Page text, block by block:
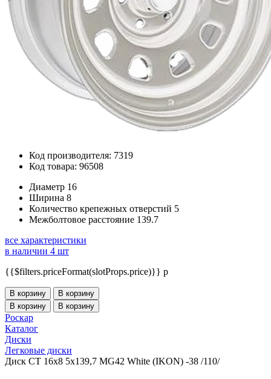
Код производителя: 7319
Код товара: 96508
Диаметр 16
Ширина 8
Количество крепежных отверстий 5
Межболтовое расстояние 139.7
все характеристики
в наличии 4 шт
{{$filters.priceFormat(slotProps.price)}} p
В корзину
В корзину
В корзину
В корзину
Роскар
Каталог
Диски
Легковые диски
Диск СТ 16x8 5x139,7 MG42 White (IKON) -38 /110/